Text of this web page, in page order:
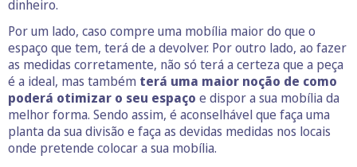
dinheiro.
Por um lado, caso compre uma mobília maior do que o
espaço que tem, terá de a devolver. Por outro lado, ao fazer
as medidas corretamente, não só terá a certeza que a peça
é a ideal, mas também terá uma maior noção de como
poderá otimizar o seu espaço e dispor a sua mobília da
melhor forma. Sendo assim, é aconselhável que faça uma
planta da sua divisão e faça as devidas medidas nos locais
onde pretende colocar a sua mobília.